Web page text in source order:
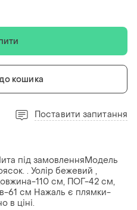
кошика
Поставити запитання
під замовленняМодель
. Уолір бежевий ,
110 см, ПОГ-42 см,
61 см Нажаль є плямки-
в ціні.